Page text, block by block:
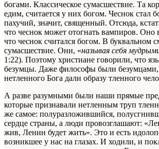
богами. Классическое сумасшествие. Та
едим, считается у них богом. Чеснок стал
пахучий, значит, священный. Отсюда,
что чеснок может отогнать вампиров. Оно
что чеснок считался богом. В буквальном
сумасшествие. Они, «называя себя
1:22). Поэтому христиане говорили, что
безумцы. Даже философы были безумцами,
нетленного Бога дали образу тленного
А разве разумными были наши прямые
которые признавали нетленным труп
же самое: полуразложившийся,
сердце страны, а люди провозглашают:
жив, Ленин будет жить». Это и есть
возникшее у нас на глазах. И ходили, и